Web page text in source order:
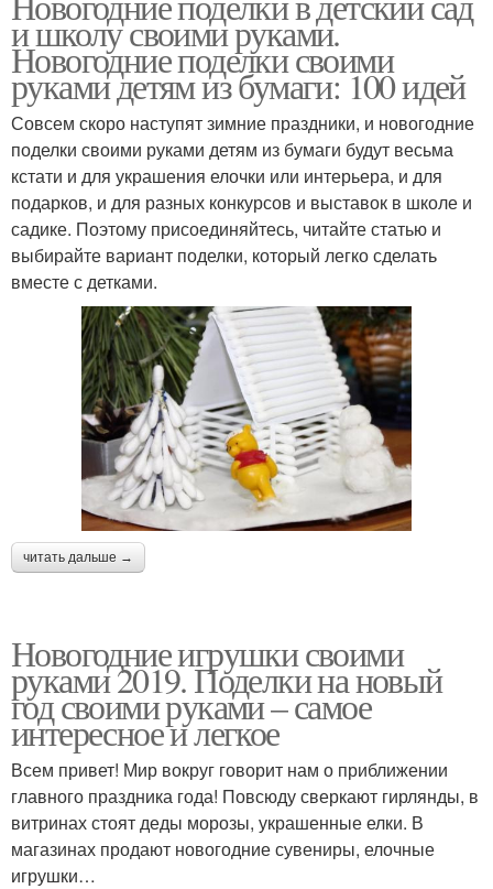
и школу своими руками.
Новогодние поделки своими
руками детям из бумаги: 100 идей
Совсем скоро наступят зимние праздники, и новогодние
поделки своими руками детям из бумаги будут весьма
кстати и для украшения елочки или интерьера, и для
подарков, и для разных конкурсов и выставок в школе и
садике. Поэтому присоединяйтесь, читайте статью и
выбирайте вариант поделки, который легко сделать
вместе с детками.
читать дальше →
Новогодние игрушки своими
руками 2019. Поделки на новый
год своими руками – самое
интересное и легкое
Всем привет! Мир вокруг говорит нам о приближении
главного праздника года! Повсюду сверкают гирлянды, в
витринах стоят деды морозы, украшенные елки. В
магазинах продают новогодние сувениры, елочные
игрушки…